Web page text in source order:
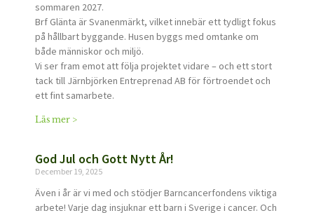
sommaren 2027.
Brf Glänta är Svanenmärkt, vilket innebär ett tydligt fokus
på hållbart byggande. Husen byggs med omtanke om
både människor och miljö.
Vi ser fram emot att följa projektet vidare – och ett stort
tack till Järnbjörken Entreprenad AB för förtroendet och
ett fint samarbete.
Läs mer >
God Jul och Gott Nytt År!
December 19, 2025
Även i år är vi med och stödjer Barncancerfondens viktiga
arbete! Varje dag insjuknar ett barn i Sverige i cancer. Och